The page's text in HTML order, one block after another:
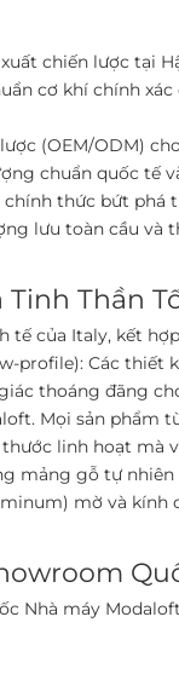
chiến lược
cơ khí chính xác
(OEM/ODM)
chuẩn quốc tế
thức bứt
lưu toàn cầu và
Thần
của Italy, kết
profile): Các
thoáng đãng
Mọi sản
linh hoạt
mảng gỗ tự
mờ và kính
​Nhà máy